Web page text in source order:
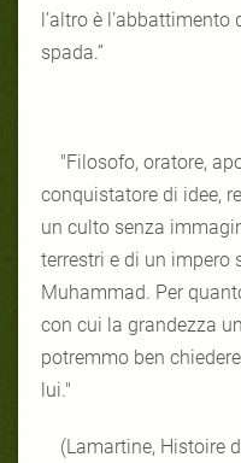
l’altro è
spada.”
"Filosofo, oratore,
conquistatore di idee,
un culto senza
terrestri e di un impero
Muhammad. Per
con cui la grandezza
potremmo ben
lui."
(Lamartine, Histoire